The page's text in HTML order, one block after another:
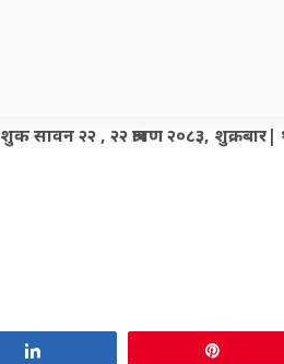
शुक सावन २२ , २२ श्रावण २०८३,